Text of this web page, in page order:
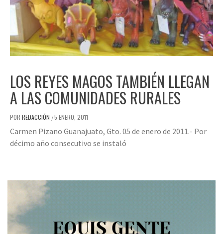
LOS REYES MAGOS TAMBIÉN LLEGAN
A LAS COMUNIDADES RURALES
POR REDACCIÓN /5 ENERO, 2011
Carmen Pizano Guanajuato, Gto. 05 de enero de 2011.- Por
décimo año consecutivo se instaló